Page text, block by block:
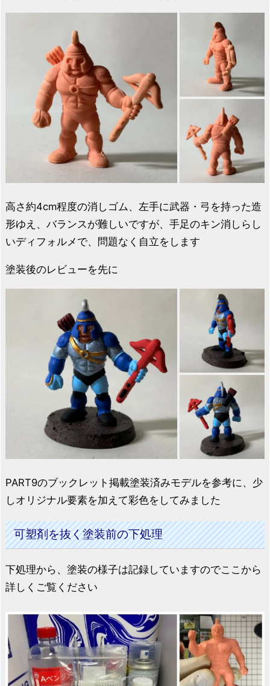
高さ約4cm程度の消しゴム、左手に武器・弓を持った造
形ゆえ、バランスが難しいですが、手足のキン消しらし
いディフォルメで、問題なく自立をします
塗装後のレビューを先に
PART9のブックレット掲載塗装済みモデルを参考に、少
しオリジナル要素を加えて彩色をしてみました
可塑剤を抜く塗装前の下処理
下処理から、塗装の様子は記録していますのでここから
詳しくご覧ください